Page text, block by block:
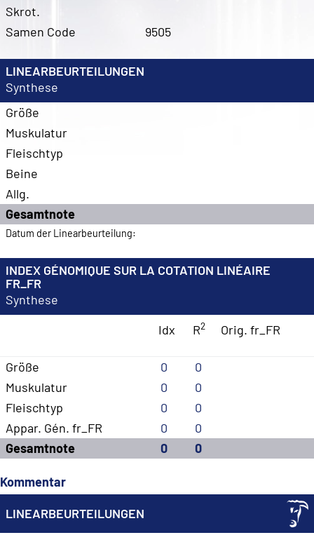
Skrot.
Samen Code
9505
LINEARBEURTEILUNGEN
Synthese
Größe
Muskulatur
Fleischtyp
Beine
Allg.
Gesamtnote
Datum der Linearbeurteilung:
INDEX GÉNOMIQUE SUR LA COTATION LINÉAIRE
FR_FR
Synthese
Idx
R2 Orig. fr_FR
Größe 0
0
Muskulatur
0
0
Fleischtyp
0
0
Appar. Gén. fr_FR
0
0
Gesamtnote
0 0
Kommentar
LINEARBEURTEILUNGEN